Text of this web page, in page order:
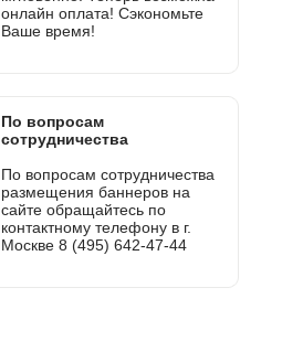
онлайн оплата! Сэкономьте
Ваше время!
По вопросам
сотрудничества
По вопросам сотрудничества
размещения баннеров на
сайте обращайтесь по
контактному телефону в г.
Москве 8 (495) 642-47-44